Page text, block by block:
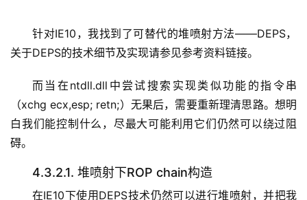
针对IE10，我找到了可替代的堆喷射方法——DEPS，
关于DEPS的技术细节及实现请参见参考资料链接。
而当在ntdll.dll中尝试搜索实现类似功能的指令串
（xchg ecx,esp; retn;）无果后，需要重新理清思路。想明
白我们能控制什么，尽最大可能利用它们仍然可以绕过阻
碍。
4.3.2.1. 堆喷射下ROP chain构造
在IE10下使用DEPS技术仍然可以进行堆喷射，并把我